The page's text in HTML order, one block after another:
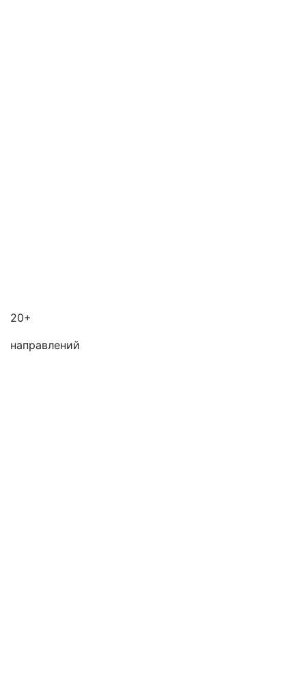
20+
направлений